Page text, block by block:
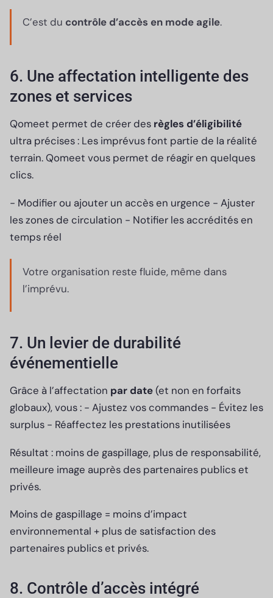
C’est du contrôle d’accès en mode agile.
6. Une affectation intelligente des
zones et services
Qomeet permet de créer des règles d’éligibilité
ultra précises : Les imprévus font partie de la réalité
terrain. Qomeet vous permet de réagir en quelques
clics.
- Modifier ou ajouter un accès en urgence - Ajuster
les zones de circulation - Notifier les accrédités en
temps réel
Votre organisation reste fluide, même dans
l’imprévu.
7. Un levier de durabilité
événementielle
Grâce à l’affectation par date(et non en forfaits
globaux), vous : - Ajustez vos commandes - Évitez les
surplus - Réaffectez les prestations inutilisées
Résultat : moins de gaspillage, plus de responsabilité,
meilleure image auprès des partenaires publics et
privés.
Moins de gaspillage = moins d’impact
environnemental + plus de satisfaction des
partenaires publics et privés.
8. Contrôle d’accès intégré